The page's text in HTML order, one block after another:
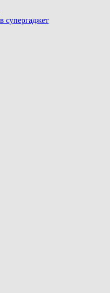
супергаджет